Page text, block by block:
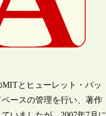
MITとヒューレット・パッ
ースの管理を行い、著作